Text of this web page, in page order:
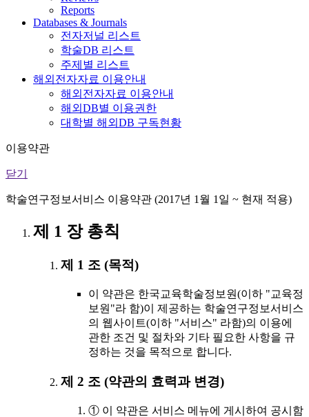
Reports
Databases & Journals
전자저널 리스트
학술DB 리스트
주제별 리스트
해외전자자료 이용안내
해외전자자료 이용안내
해외DB별 이용권한
대학별 해외DB 구독현황
이용약관
닫기
학술연구정보서비스 이용약관 (2017년 1월 1일 ~ 현재 적용)
제 1 장 총칙
제 1 조 (목적)
이 약관은 한국교육학술정보원(이하 "교육정
보원"라 함)이 제공하는 학술연구정보서비스
의 웹사이트(이하 "서비스" 라함)의 이용에
관한 조건 및 절차와 기타 필요한 사항을 규
정하는 것을 목적으로 합니다.
제 2 조 (약관의 효력과 변경)
① 이 약관은 서비스 메뉴에 게시하여 공시함